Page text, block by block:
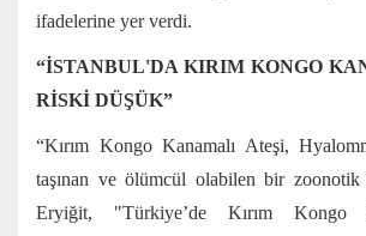
ifadelerine yer verdi.
“İSTANBUL'DA KIRIM KONGO
RİSKİ DÜŞÜK”
“Kırım Kongo Kanamalı Ateşi,
taşınan ve ölümcül olabilen bir zoonotik
Eryiğit, "Türkiye’de Kırım Kongo